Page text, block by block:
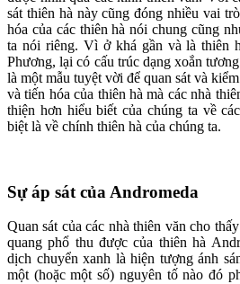
sát thiên hà này cũng đóng nhiều vai
hóa của các thiên hà nói chung cũng
ta nói riêng. Vì ở khá gần và là thiên
Phương, lại có cấu trúc dạng xoắn
là một mẫu tuyệt vời để quan sát và
và tiến hóa của thiên hà mà các nhà
thiện hơn hiểu biết của chúng ta về
biệt là về chính thiên hà của chúng ta.
Sự áp sát của Andromeda
Quan sát của các nhà thiên văn cho
quang phổ thu được của thiên hà
dịch chuyển xanh là hiện tượng ánh
một (hoặc một số) nguyên tố nào đó